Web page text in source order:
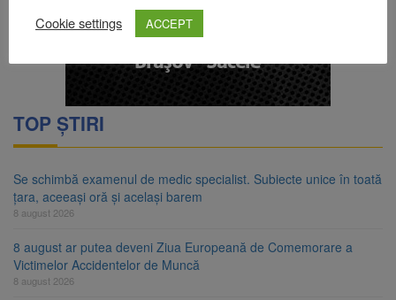
TOP ȘTIRI
Se schimbă examenul de medic specialist. Subiecte unice în toată
țara, aceeași oră și același barem
8 august 2026
8 august ar putea deveni Ziua Europeană de Comemorare a
Victimelor Accidentelor de Muncă
8 august 2026
Cookie settings
ACCEPT